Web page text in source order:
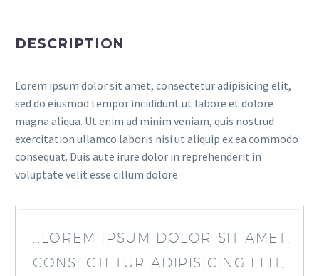
DESCRIPTION
Lorem ipsum dolor sit amet, consectetur adipisicing elit,
sed do eiusmod tempor incididunt ut labore et dolore
magna aliqua. Ut enim ad minim veniam, quis nostrud
exercitation ullamco laboris nisi ut aliquip ex ea commodo
consequat. Duis aute irure dolor in reprehenderit in
voluptate velit esse cillum dolore
…LOREM IPSUM DOLOR SIT AMET,
CONSECTETUR ADIPISICING ELIT,